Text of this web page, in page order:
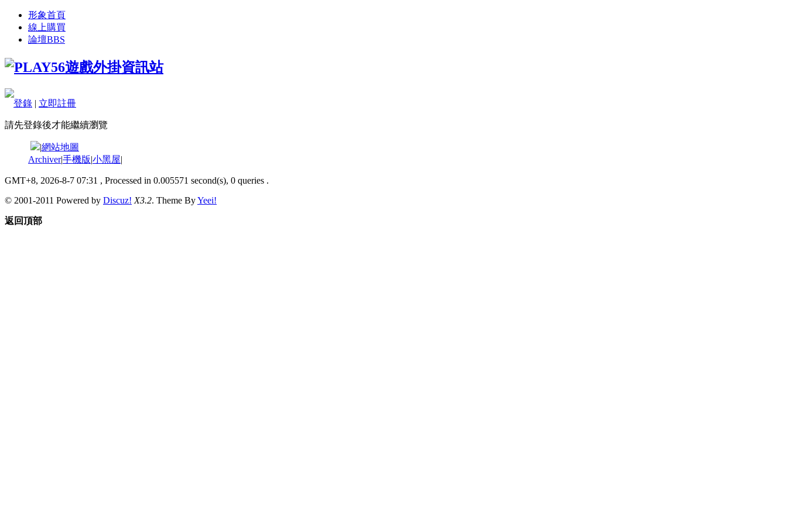
形象首頁
線上購買
論壇BBS
登錄 | 立即註冊
請先登錄後才能繼續瀏覽
|網站地圖
Archiver|手機版|小黑屋|
GMT+8, 2026-8-7 07:31 , Processed in 0.005571 second(s), 0 queries .
© 2001-2011 Powered by Discuz! X3.2. Theme ByYeei!
返回頂部